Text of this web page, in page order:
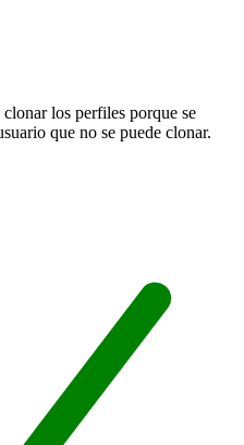
los perfiles porque se
que no se puede clonar.